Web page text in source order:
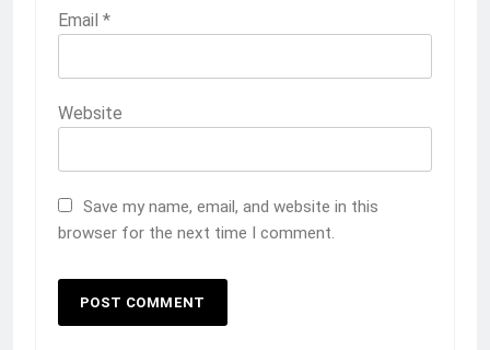
Email *
Website
Save my name, email, and website in this
browser for the next time I comment.